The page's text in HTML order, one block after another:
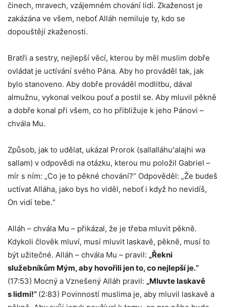
činech, mravech, vzájemném chování lidí. Zkaženost je
zakázána ve všem, neboť Alláh nemiluje ty, kdo se
dopouštějí zkaženosti.
Bratři a sestry, nejlepší věcí, kterou by měl muslim dobře
ovládat je uctívání svého Pána. Aby ho prováděl tak, jak
bylo stanoveno. Aby dobře prováděl modlitbu, dával
almužnu, vykonal velkou pouť a postil se. Aby mluvil pěkně
a dobře konal při všem, co ho přibližuje k jeho Pánovi –
chvála Mu.
Způsob, jak to udělat, ukázal Prorok (sallalláhuʻalajhi wa
sallam) v odpovědi na otázku, kterou mu položil Gabriel –
mír s ním: „Co je to pěkné chování?“ Odpověděl: „Že budeš
uctívat Alláha, jako bys ho viděl, neboť i když ho nevidíš,
On vidí tebe.“
Alláh – chvála Mu – přikázal, že je třeba mluvit pěkně.
Kdykoli člověk mluví, musí mluvit laskavě, pěkně, musí to
být užitečné. Alláh – chvála Mu – pravil: „Řekni
služebníkům Mým, aby hovořili jen to, co nejlepší je.“
(17:53) Mocný a Vznešený Alláh pravil: „Mluvte laskavě
s lidmi!“ (2:83) Povinností muslima je, aby mluvil laskavě a